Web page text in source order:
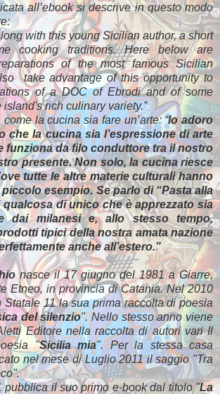
all’ebook si descrive in questo modo
with this young Sicilian author, a short
cooking traditions. Here below are
of the most famous Sicilian
take advantage of this opportunity to
of a DOC of Ebrodi and of some
rich culinary variety.”
la cucina sia fare un’arte: “Io adoro
che la cucina sia l’espressione di arte
funziona da filo conduttore tra il nostro
presente. Non solo, la cucina riesce
tutte le altre materie culturali hanno
esempio. Se parlo di “Pasta alla
qualcosa di unico che è apprezzato sia
dai milanesi e, allo stesso tempo,
tipici della nostra amata nazione
anche all’estero.”
nasce il 17 giugno del 1981 a Giarre,
Etneo, in provincia di Catania. Nel 2010
11 la sua prima raccolta di poesia
del silenzio". Nello stesso anno viene
Editore nella raccolta di autori vari Il
"Sicilia mia". Per la stessa casa
nel mese di Luglio 2011 il saggio "Tra
pubblica il suo primo e-book dal titolo "La